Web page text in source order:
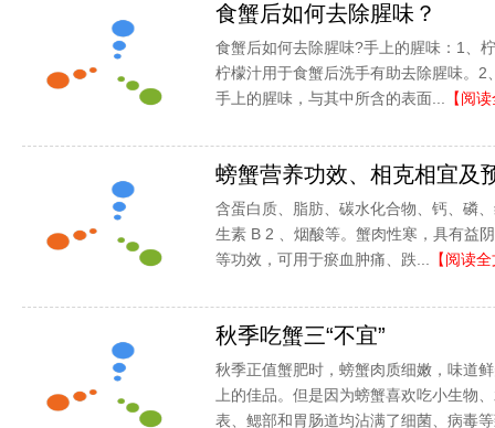
食蟹后如何去除腥味？
食蟹后如何去除腥味?手上的腥味：1、
柠檬汁用于食蟹后洗手有助去除腥味。2
手上的腥味，与其中所含的表面...
【阅
螃蟹营养功效、相克相宜及
含蛋白质、脂肪、碳水化合物、钙、磷
生素 B 2 、烟酸等。蟹肉性寒，具有益
等功效，可用于瘀血肿痛、跌...
【阅读
秋季吃蟹三“不宜”
秋季正值蟹肥时，螃蟹肉质细嫩，味道
上的佳品。但是因为螃蟹喜欢吃小生物
表、鳃部和胃肠道均沾满了细菌、病毒